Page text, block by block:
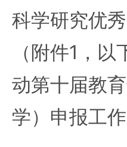
科学研究优
（附件1，
动第十届教
学）申报工